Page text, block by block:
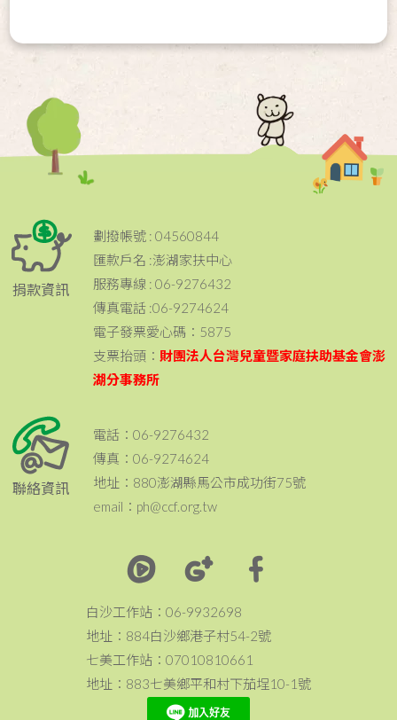
捐款資訊
劃撥帳號 : 04560844
匯款戶名 :澎湖家扶中心
服務專線 : 06-9276432
傳真電話 :06-9274624
電子發票愛心碼：5875
支票抬頭： 財團法人台灣兒童暨家庭扶助基金會澎
湖分事務所
聯絡資訊
電話：06-9276432
傳真：06-9274624
地址：880澎湖縣馬公市成功街75號
email：ph@ccf.org.tw
白沙工作站：06-9932698
地址：884白沙鄉港子村54-2號
七美工作站：07010810661
地址：883七美鄉平和村下茄埕10-1號